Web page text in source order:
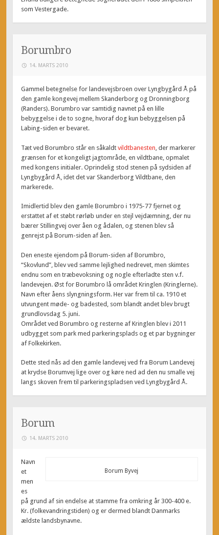
som Vestergade.
Borumbro
14. MARTS 2010
Gammel betegnelse for landevejsbroen over Lyngbygård Å på
den gamle kongevej mellem Skanderborg og Dronningborg
(Randers). Borumbro var samtidig navnet på en lille
bebyggelse i de to sogne, hvoraf dog kun bebyggelsen på
Labing-siden er bevaret.
Tæt ved Borumbro står en såkaldtvildtbanesten , der markerer
grænsen for et kongeligt jagtområde, en vildtbane, opmalet
med kongens initialer. Oprindelig stod stenen på sydsiden af
Lyngbygård Å, idet det var Skanderborg Vildtbane, den
markerede.
Imidlertid blev den gamle Borumbro i 1975-77 fjernet og
erstattet af et støbt rørløb under en stejl vejdæmning, der nu
bærer Stillingvej over åen og ådalen, og stenen blev så
genrejst på Borum-siden af åen.
Den eneste ejendom på Borum-siden af Borumbro,
“Skovlund”, blev ved samme lejlighed nedrevet, men skimtes
endnu som en træbevoksning og nogle efterladte sten v.f.
landevejen. Øst for Borumbro lå området Kringlen (Kringlerne).
Navn efter åens slyngningsform. Her var frem til ca. 1910 et
utvungent møde- og badested, som blandt andet blev brugt
grundlovsdag 5. juni.
Området ved Borumbro og resterne af Kringlen blev i 2011
udbygget som park med parkeringsplads og et par bygninger
af Folkekirken.
Dette sted nås ad den gamle landevej ved fra Borum Landevej
at krydse Borumvej lige over og køre ned ad den nu smalle vej
langs skoven frem til parkeringspladsen ved Lyngbygård Å.
Borum
14. MARTS 2010
Borum Byvej
Navn
et
men
es
på grund af sin endelse at stamme fra omkring år 300-400 e.
Kr. (folkevandringstiden) og er dermed blandt Danmarks
ældste landsbynavne.